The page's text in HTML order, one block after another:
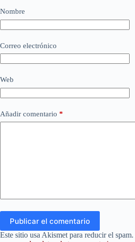
Nombre
Correo electrónico
Web
Añadir comentario *
Publicar el comentario
Este sitio usa Akismet para reducir el spam.